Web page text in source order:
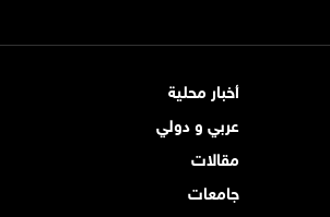
أخبار محلية
عربي و دولي
مقالات
جامعات